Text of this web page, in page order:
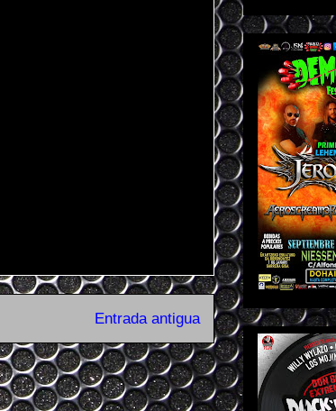
Entrada antigua